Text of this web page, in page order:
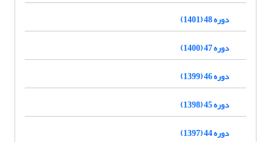
دوره 48 (1401)
دوره 47 (1400)
دوره 46 (1399)
دوره 45 (1398)
دوره 44 (1397)